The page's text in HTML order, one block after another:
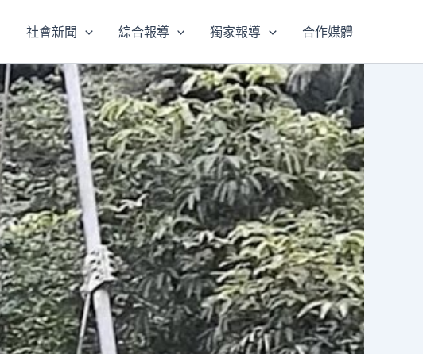
社會新聞 綜合報導 獨家報導 合作媒體